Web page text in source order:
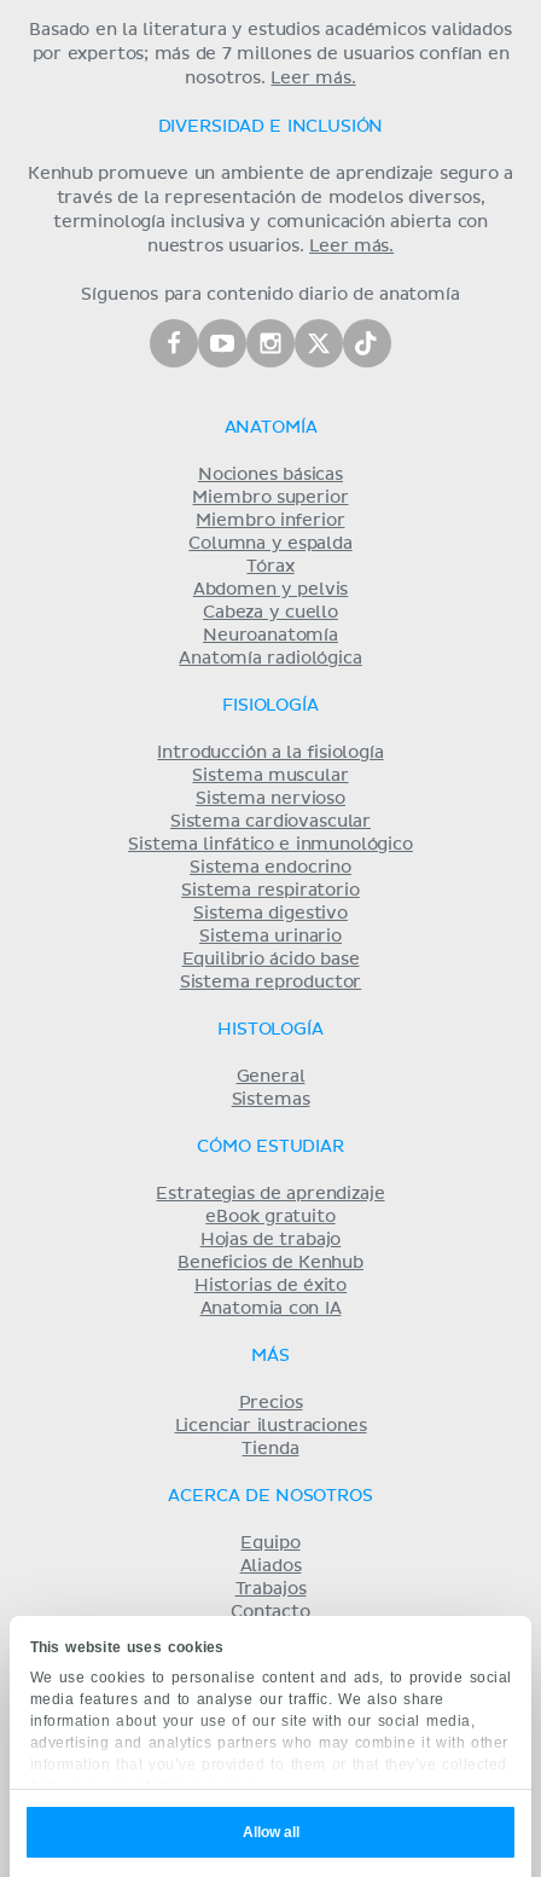
This website uses cookies
We use cookies to personalise content and ads, to provide social
media features and to analyse our traffic. We also share
information about your use of our site with our social media,
advertising and analytics partners who may combine it with other
information that you’ve provided to them or that they’ve collected
from your use of their services.
Allow all
Basado en la literatura y estudios académicos validados
por expertos; más de 7 millones de usuarios confían en
nosotros.
Leer más.
DIVERSIDAD E INCLUSIÓN
Kenhub promueve un ambiente de aprendizaje seguro a
través de la representación de modelos diversos,
terminología inclusiva y comunicación abierta con
nuestros usuarios.
Leer más.
Síguenos para contenido diario de anatomía
ANATOMÍA
Nociones básicas
Miembro superior
Miembro inferior
Columna y espalda
Tórax
Abdomen y pelvis
Cabeza y cuello
Neuroanatomía
Anatomía radiológica
FISIOLOGÍA
Introducción a la fisiología
Sistema muscular
Sistema nervioso
Sistema cardiovascular
Sistema linfático e inmunológico
Sistema endocrino
Sistema respiratorio
Sistema digestivo
Sistema urinario
Equilibrio ácido base
Sistema reproductor
HISTOLOGÍA
General
Sistemas
CÓMO ESTUDIAR
Estrategias de aprendizaje
eBook gratuito
Hojas de trabajo
Beneficios de Kenhub
Historias de éxito
Anatomia con IA
MÁS
Precios
Licenciar ilustraciones
Tienda
ACERCA DE NOSOTROS
Equipo
Aliados
Trabajos
Contacto
Términos y condiciones
Privacidad
KENHUB EN...
English
русский